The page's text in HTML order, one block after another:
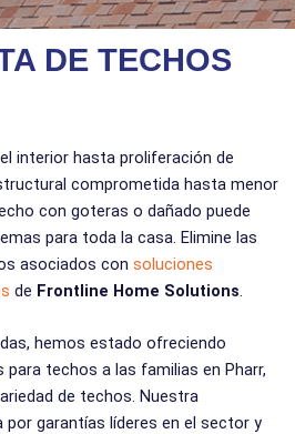
DE TECHOS
interior hasta proliferación de
comprometida hasta menor
con goteras o dañado puede
para toda la casa. Elimine las
asociados con soluciones
de Frontline Home Solutions
hemos estado ofreciendo
techos a las familias en Pharr,
de techos. Nuestra
garantías líderes en el sector y